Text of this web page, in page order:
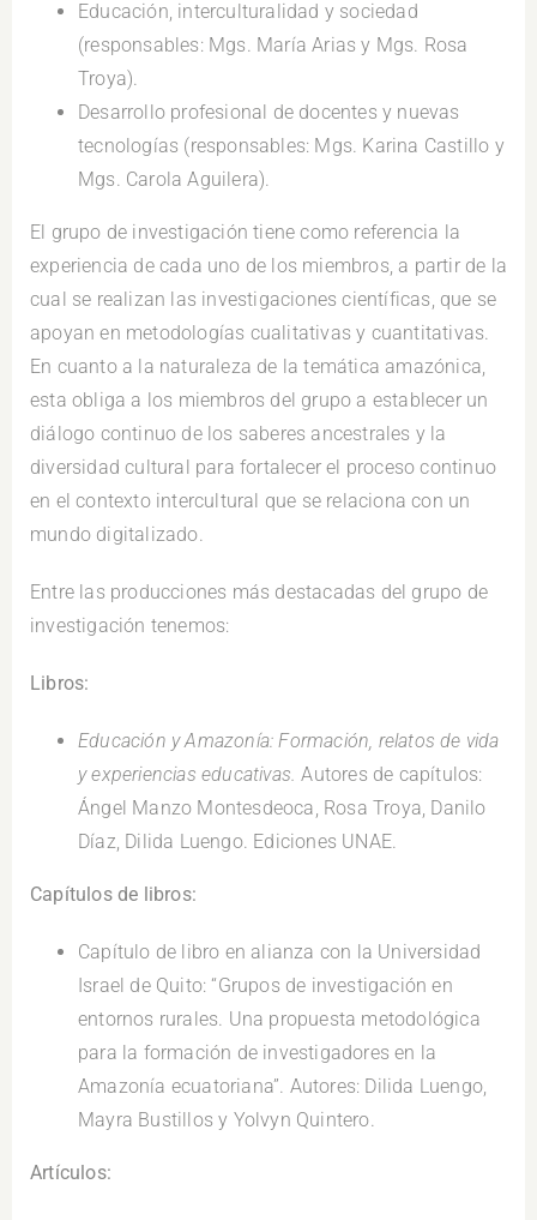
Educación, interculturalidad y sociedad
(responsables: Mgs. María Arias y Mgs. Rosa
Troya).
Desarrollo profesional de docentes y nuevas
tecnologías (responsables: Mgs. Karina Castillo y
Mgs. Carola Aguilera).
El grupo de investigación tiene como referencia la
experiencia de cada uno de los miembros, a partir de la
cual se realizan las investigaciones científicas, que se
apoyan en metodologías cualitativas y cuantitativas.
En cuanto a la naturaleza de la temática amazónica,
esta obliga a los miembros del grupo a establecer un
diálogo continuo de los saberes ancestrales y la
diversidad cultural para fortalecer el proceso continuo
en el contexto intercultural que se relaciona con un
mundo digitalizado.
Entre las producciones más destacadas del grupo de
investigación tenemos:
Libros:
Educación y Amazonía: Formación, relatos de vida
y experiencias educativas. Autores de capítulos:
Ángel Manzo Montesdeoca, Rosa Troya, Danilo
Díaz, Dilida Luengo. Ediciones UNAE.
Capítulos de libros:
Capítulo de libro en alianza con la Universidad
Israel de Quito: “Grupos de investigación en
entornos rurales. Una propuesta metodológica
para la formación de investigadores en la
Amazonía ecuatoriana”. Autores: Dilida Luengo,
Mayra Bustillos y Yolvyn Quintero.
Artículos: